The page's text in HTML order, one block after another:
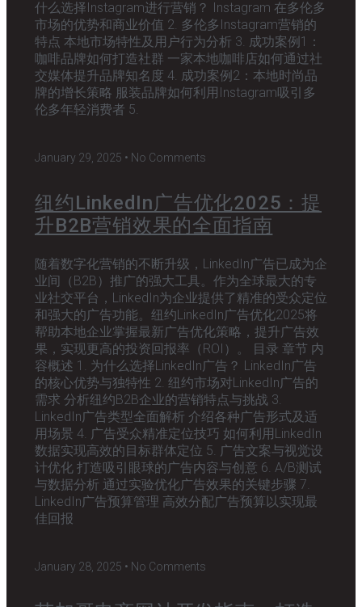
什么选择Instagram进行营销？ Instagram 在多伦多
市场的优势和商业价值 2. 多伦多Instagram营销的
特点 本地市场特性及用户行为分析 3. 成功案例1：
咖啡品牌如何打造社群 一家本地咖啡店如何通过社
交媒体提升品牌知名度 4. 成功案例2：本地时尚品
牌的增长策略 服装品牌如何利用Instagram吸引多
伦多年轻消费者 5.
January 29, 2025 No Comments
纽约LinkedIn广告优化2025：提
升B2B营销效果的全面指南
随着数字化营销的不断升级，LinkedIn广告已成为企
业间（B2B）推广的强大工具。作为全球最大的专
业社交平台，LinkedIn为企业提供了精准的受众定位
和强大的广告功能。纽约LinkedIn广告优化2025将
帮助本地企业掌握最新广告优化策略，提升广告效
果，实现更高的投资回报率（ROI）。 目录 章节 内
容概述 1. 为什么选择LinkedIn广告？ LinkedIn广告
的核心优势与独特性 2. 纽约市场对LinkedIn广告的
需求 分析纽约B2B企业的营销特点与挑战 3.
LinkedIn广告类型全面解析 介绍各种广告形式及适
用场景 4. 广告受众精准定位技巧 如何利用LinkedIn
数据实现高效的目标群体定位 5. 广告文案与视觉设
计优化 打造吸引眼球的广告内容与创意 6. A/B测试
与数据分析 通过实验优化广告效果的关键步骤 7.
LinkedIn广告预算管理 高效分配广告预算以实现最
佳回报
January 28, 2025 No Comments